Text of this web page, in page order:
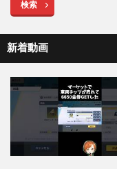
検索
新着動画